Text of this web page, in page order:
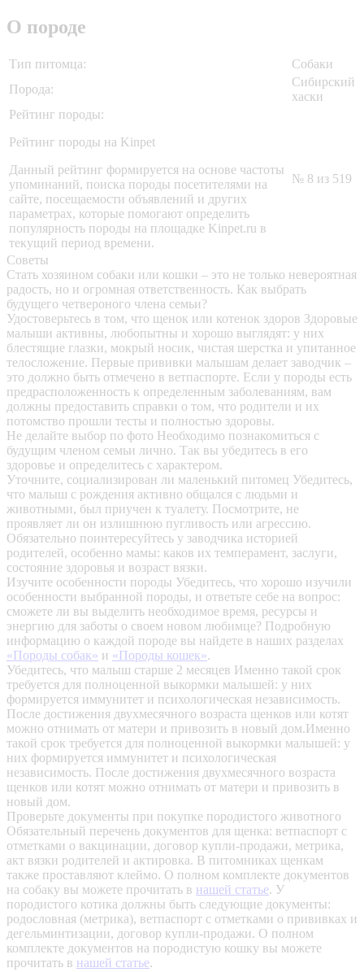
О породе
Тип питомца:
Собаки
Порода:
Сибирский
хаски
Рейтинг породы:
Рейтинг породы на Kinpet
Данный рейтинг формируется на основе частоты
упоминаний, поиска породы посетителями на
сайте, посещаемости объявлений и других
параметрах, которые помогают определить
популярность породы на площадке Kinpet.ru в
текущий период времени.
№ 8 из 519
Советы
Стать хозяином собаки или кошки – это не только невероятная
радость, но и огромная ответственность. Как выбрать
будущего четвероного члена семьи?
Удостоверьтесь в том, что щенок или котенок здоров Здоровые
малыши активны, любопытны и хорошо выглядят: у них
блестящие глазки, мокрый носик, чистая шерстка и упитанное
телосложение. Первые прививки малышам делает заводчик –
это должно быть отмечено в ветпаспорте. Если у породы есть
предрасположенность к определенным заболеваниям, вам
должны предоставить справки о том, что родители и их
потомство прошли тесты и полностью здоровы.
Не делайте выбор по фото Необходимо познакомиться с
будущим членом семьи лично. Так вы убедитесь в его
здоровье и определитесь с характером.
Уточните, социализирован ли маленький питомец Убедитесь,
что малыш с рождения активно общался с людьми и
животными, был приучен к туалету. Посмотрите, не
проявляет ли он излишнюю пугливость или агрессию.
Обязательно поинтересуйтесь у заводчика историей
родителей, особенно мамы: каков их темперамент, заслуги,
состояние здоровья и возраст вязки.
Изучите особенности породы Убедитесь, что хорошо изучили
особенности выбранной породы, и ответьте себе на вопрос:
сможете ли вы выделить необходимое время, ресурсы и
энергию для заботы о своем новом любимце? Подробную
информацию о каждой породе вы найдете в наших разделах
«Породы собак» и «Породы кошек».
Убедитесь, что малыш старше 2 месяцев Именно такой срок
требуется для полноценной выкормки малышей: у них
формируется иммунитет и психологическая независимость.
После достижения двухмесячного возраста щенков или котят
можно отнимать от матери и привозить в новый дом.Именно
такой срок требуется для полноценной выкормки малышей: у
них формируется иммунитет и психологическая
независимость. После достижения двухмесячного возраста
щенков или котят можно отнимать от матери и привозить в
новый дом.
Проверьте документы при покупке породистого животного
Обязательный перечень документов для щенка: ветпаспорт с
отметками о вакцинации, договор купли-продажи, метрика,
акт вязки родителей и актировка. В питомниках щенкам
также проставляют клеймо. О полном комплекте документов
на собаку вы можете прочитать в нашей статье. У
породистого котика должны быть следующие документы:
родословная (метрика), ветпаспорт с отметками о прививках и
дегельминтизации, договор купли-продажи. О полном
комплекте документов на породистую кошку вы можете
прочитать в нашей статье.